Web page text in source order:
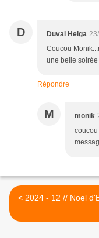
D Duval Helga
Coucou
une belle soirée
Répondre
M monik
coucou
< 2024 - 12 //